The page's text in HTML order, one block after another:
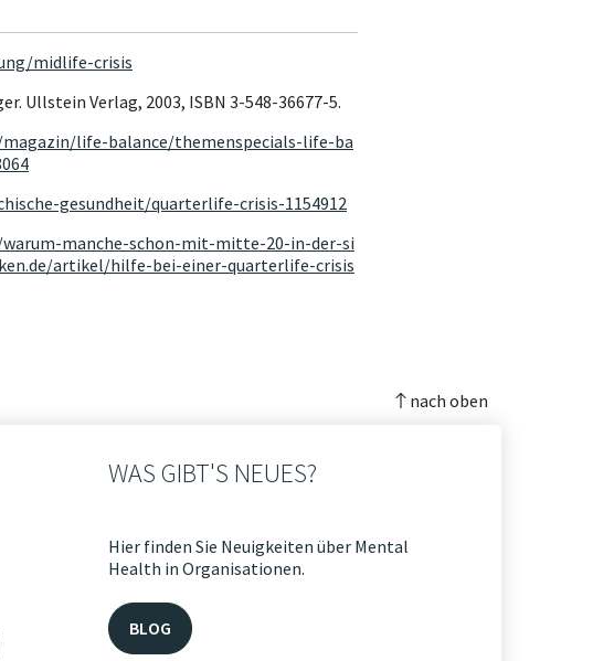
midlife-crisis
Ullstein Verlag, 2003, ISBN 3-548-36677-5.
life-balance/themenspecials-life-ba
gesundheit/quarterlife-crisis-1154912
manche-schon-mit-mitte-20-in-der-si
artikel/hilfe-bei-einer-quarterlife-crisis
nach oben
WAS GIBT'S NEUES?
Hier finden Sie Neuigkeiten über Mental
Health in Organisationen.
BLOG